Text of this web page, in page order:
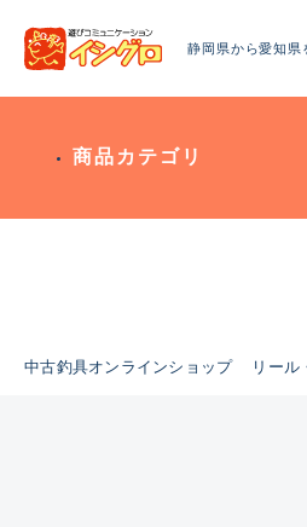
静岡県から愛知県
商品カテゴリ
中古釣具オンラインショップ リール